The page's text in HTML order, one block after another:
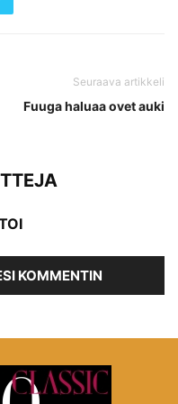
Seuraava artikkeli
Fuuga haluaa ovet auki
KOMMENTIN